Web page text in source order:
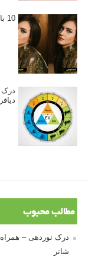
10 باید و نباید در روتوش عکس ها
مطالب محبوب
شاتر